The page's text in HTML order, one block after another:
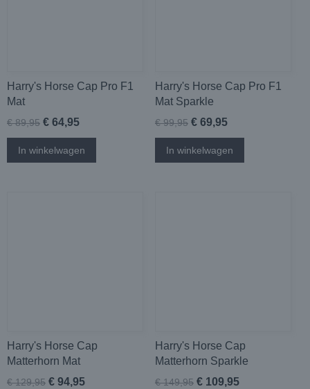
Harry's Horse Cap Pro F1
Mat
€ 89,95 € 64,95
In winkelwagen
Harry's Horse Cap Pro F1
Mat Sparkle
€ 99,95 € 69,95
In winkelwagen
Harry's Horse Cap
Matterhorn Mat
€ 129,95 € 94,95
Harry's Horse Cap
Matterhorn Sparkle
€ 149,95 € 109,95